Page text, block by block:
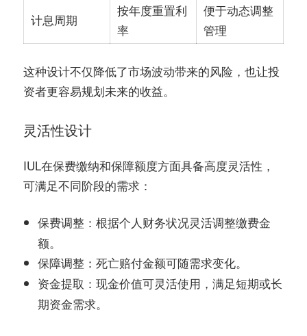
计息周期
按年度重置利
率
便于动态调整
管理
这种设计不仅降低了市场波动带来的风险，也让投
资者更容易规划未来的收益。
灵活性设计
IUL在保费缴纳和保障额度方面具备高度灵活性，
可满足不同阶段的需求：
保费调整 ：根据个人财务状况灵活调整缴费金
额。
保障调整 ：死亡赔付金额可随需求变化。
资金提取 ：现金价值可灵活使用，满足短期或长
期资金需求。